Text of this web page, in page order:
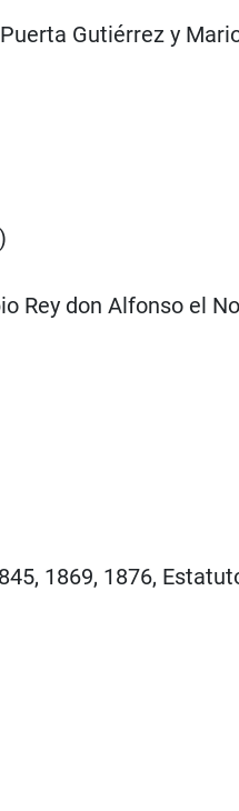
Gutiérrez y
Rey don Alfonso el
1869, 1876,